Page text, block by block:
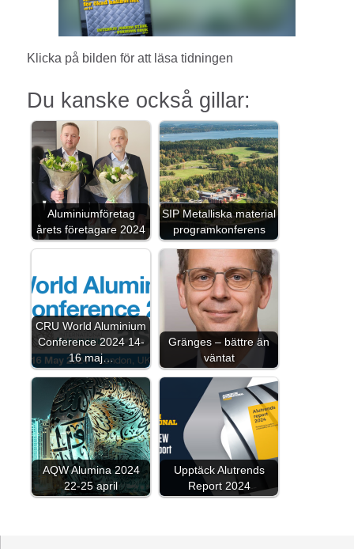
Klicka på bilden för att läsa tidningen
Du kanske också gillar:
Aluminiumföretag
årets företagare 2024
SIP Metalliska material
programkonferens
CRU World Aluminium
Conference 2024 14-
16 maj…
Gränges – bättre än
väntat
AQW Alumina 2024
22-25 april
Upptäck Alutrends
Report 2024